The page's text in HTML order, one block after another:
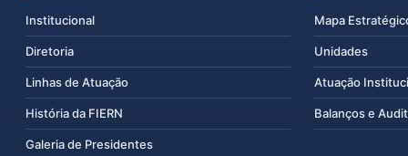
Institucional
Diretoria
Linhas de Atuação
História da FIERN
Galeria de Presidentes
Mapa
Unidades
Atuação
Balanços e